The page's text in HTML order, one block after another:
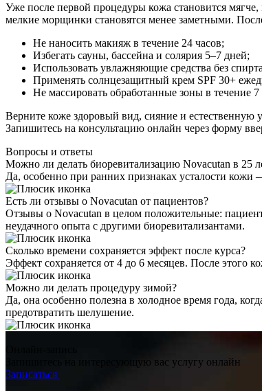
Уже после первой процедуры кожа становится
мелкие морщинки становятся менее заметными.
Не наносить макияж в течение 24 часов;
Избегать сауны, бассейна и солярия 5–7 дней;
Использовать увлажняющие средства без
Применять солнцезащитный крем SPF 30+
Не массировать обработанные зоны в течение 7
Верните коже здоровый вид, сияние и естественную
Запишитесь на консультацию онлайн через форму
Вопросы и ответы
Можно ли делать биоревитализацию Novacutan в 25
Да, особенно при ранних признаках усталости кожи
Есть ли отзывы о Novacutan от пациентов?
Отзывы о Novacutan в целом положительные:
неудачного опыта с другими биоревитализантами.
Сколько времени сохраняется эффект после курса?
Эффект сохраняется от 4 до 6 месяцев. После этого
Можно ли делать процедуру зимой?
Да, она особенно полезна в холодное время года,
предотвратить шелушение.
Запишитесь на интересующую вас услугу онлайн
Записаться